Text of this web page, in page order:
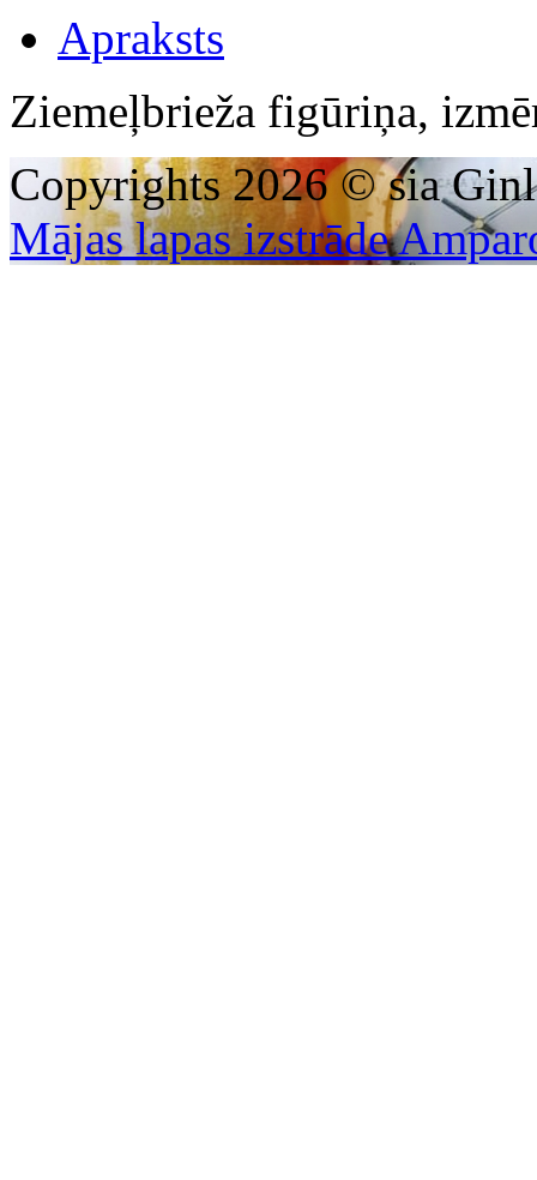
Apraksts
Ziemeļbrieža figūriņa,
Copyrights 2026 © sia
Mājas lapas izstrāde